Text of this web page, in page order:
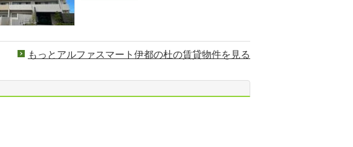
もっとアルファスマート伊都の杜の賃貸物件を見る